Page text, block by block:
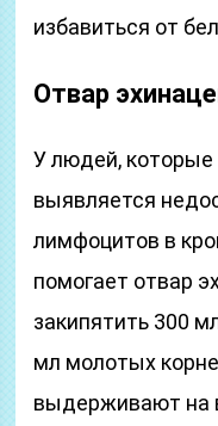
избавиться от
Отвар
У людей, которые
выявляется
лимфоцитов в
помогает отвар
закипятить 300
мл молотых
выдерживают на